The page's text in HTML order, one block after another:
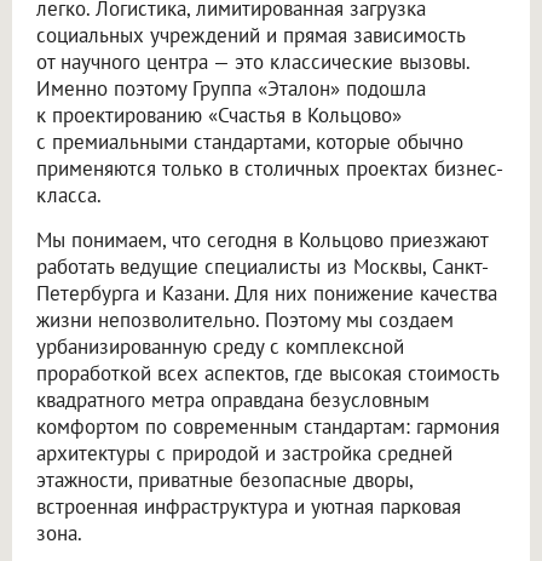
легко. Логистика, лимитированная загрузка
социальных учреждений и прямая зависимость
от научного центра — это классические вызовы.
Именно поэтому Группа «Эталон» подошла
к проектированию «Счастья в Кольцово»
с премиальными стандартами, которые обычно
применяются только в столичных проектах бизнес-
класса.
Мы понимаем, что сегодня в Кольцово приезжают
работать ведущие специалисты из Москвы, Санкт-
Петербурга и Казани. Для них понижение качества
жизни непозволительно. Поэтому мы создаем
урбанизированную среду с комплексной
проработкой всех аспектов, где высокая стоимость
квадратного метра оправдана безусловным
комфортом по современным стандартам: гармония
архитектуры с природой и застройка средней
этажности, приватные безопасные дворы,
встроенная инфраструктура и уютная парковая
зона.